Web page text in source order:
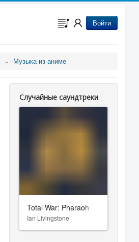
Войти
Музыка из аниме
Случайные саундтреки
Total War: Pharaoh
Ian Livingstone